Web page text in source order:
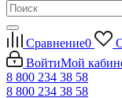
Сравнение0
ВойтиМой
8 800 234 38 58
8 800 234 38 58